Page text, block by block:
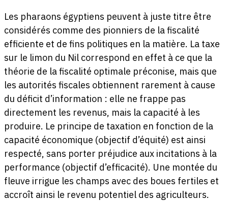
Les pharaons égyptiens peuvent à juste titre être
considérés comme des pionniers de la fiscalité
efficiente et de fins politiques en la matière. La taxe
sur le limon du Nil correspond en effet à ce que la
théorie de la fiscalité optimale préconise, mais que
les autorités fiscales obtiennent rarement à cause
du déficit d’information : elle ne frappe pas
directement les revenus, mais la capacité à les
produire. Le principe de taxation en fonction de la
capacité économique (objectif d’équité) est ainsi
respecté, sans porter préjudice aux incitations à la
performance (objectif d’efficacité). Une montée du
fleuve irrigue les champs avec des boues fertiles et
accroît ainsi le revenu potentiel des agriculteurs.